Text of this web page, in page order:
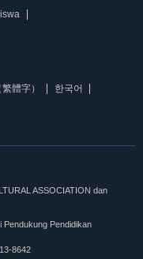
體字）
한국어
ASSOCIATION dan
Pendukung Pendidikan
8642